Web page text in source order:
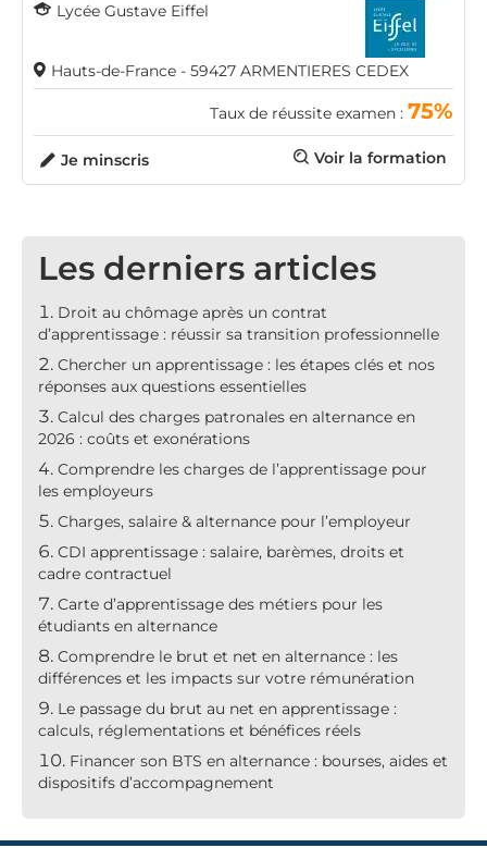
Lycée Gustave Eiffel
Hauts-de-France - 59427 ARMENTIERES CEDEX
Taux de réussite examen : 75%
Voir la formation
Je minscris
Les derniers articles
Droit au chômage après un contrat
d’apprentissage : réussir sa transition professionnelle
Chercher un apprentissage : les étapes clés et nos
réponses aux questions essentielles
Calcul des charges patronales en alternance en
2026 : coûts et exonérations
Comprendre les charges de l’apprentissage pour
les employeurs
Charges, salaire & alternance pour l’employeur
CDI apprentissage : salaire, barèmes, droits et
cadre contractuel
Carte d’apprentissage des métiers pour les
étudiants en alternance
Comprendre le brut et net en alternance : les
différences et les impacts sur votre rémunération
Le passage du brut au net en apprentissage :
calculs, réglementations et bénéfices réels
Financer son BTS en alternance : bourses, aides et
dispositifs d’accompagnement